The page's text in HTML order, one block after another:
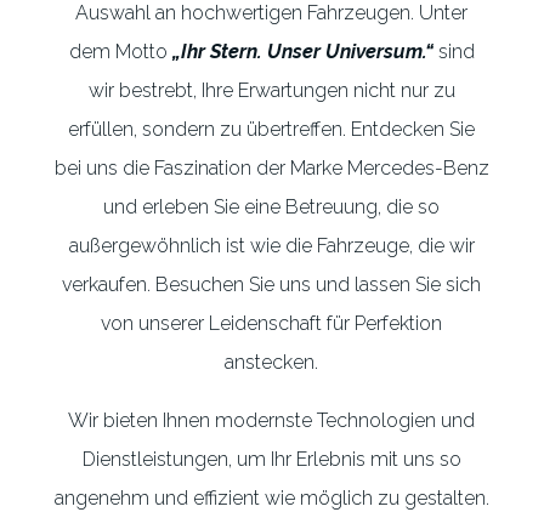
Auswahl an hochwertigen Fahrzeugen. Unter
dem Motto „Ihr Stern. Unser Universum.“ sind
wir bestrebt, Ihre Erwartungen nicht nur zu
erfüllen, sondern zu übertreffen. Entdecken Sie
bei uns die Faszination der Marke Mercedes-Benz
und erleben Sie eine Betreuung, die so
außergewöhnlich ist wie die Fahrzeuge, die wir
verkaufen. Besuchen Sie uns und lassen Sie sich
von unserer Leidenschaft für Perfektion
anstecken.
Wir bieten Ihnen modernste Technologien und
Dienstleistungen, um Ihr Erlebnis mit uns so
angenehm und effizient wie möglich zu gestalten.